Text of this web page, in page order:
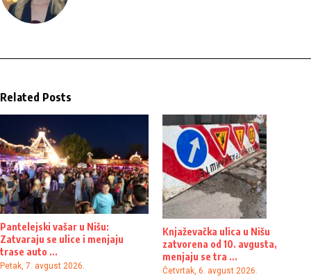
Related Posts
Pantelejski vašar u Nišu:
Zatvaraju se ulice i menjaju
trase auto ...
Petak, 7. avgust 2026.
Knjaževačka ulica u Nišu
zatvorena od 10. avgusta,
menjaju se tra ...
Četvrtak, 6. avgust 2026.